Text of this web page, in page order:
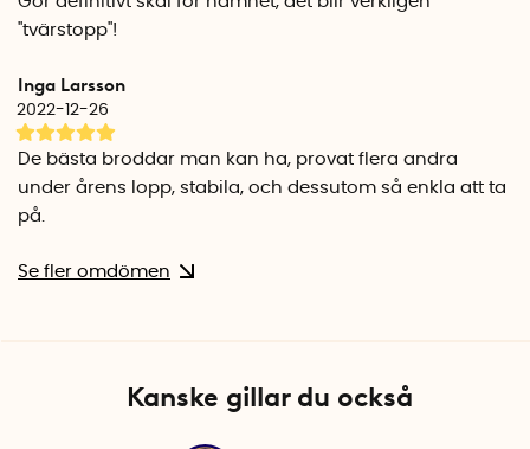
''tvärstopp''!
Inga Larsson
2022-12-26
De bästa broddar man kan ha, provat flera andra
under årens lopp, stabila, och dessutom så enkla att ta
på.
Se fler omdömen
Kanske gillar du också